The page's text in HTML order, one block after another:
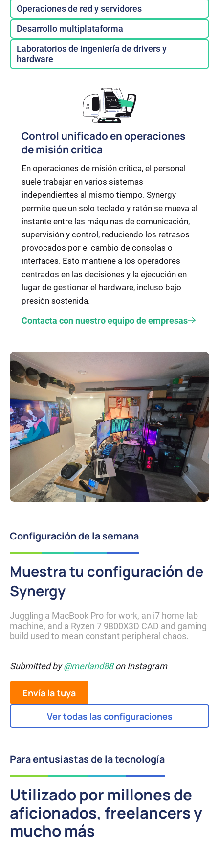
Operaciones de red y servidores
Desarrollo multiplataforma
Laboratorios de ingeniería de drivers y
hardware
Control unificado en operaciones
de misión crítica
En operaciones de misión crítica, el personal
suele trabajar en varios sistemas
independientes al mismo tiempo. Synergy
permite que un solo teclado y ratón se mueva al
instante entre las máquinas de comunicación,
supervisión y control, reduciendo los retrasos
provocados por el cambio de consolas o
interfaces. Esto mantiene a los operadores
centrados en las decisiones y la ejecución en
lugar de gestionar el hardware, incluso bajo
presión sostenida.
Contacta con nuestro equipo de empresas
Configuración de la semana
Muestra tu configuración de
Synergy
Juggling a MacBook Pro for work, an i7 home lab
machine, and a Ryzen 7 9800X3D CAD and gaming
build used to mean constant peripheral chaos.
Submitted by @merland88 onInstagram
Envía la tuya
Ver todas las configuraciones
Para entusiastas de la tecnología
Utilizado por millones de
aficionados, freelancers y
mucho más